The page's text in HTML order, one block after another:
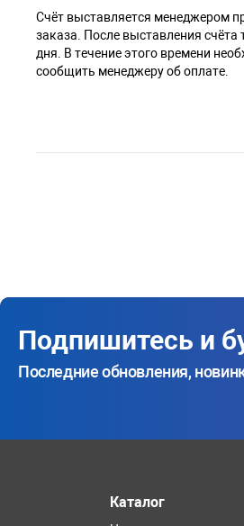
Cчёт выставляется менеджером
заказа. После выставления счёта
дня. В течение этого времени
сообщить менеджеру об оплате.
Подпишитесь и
Последние обновления,
Каталог